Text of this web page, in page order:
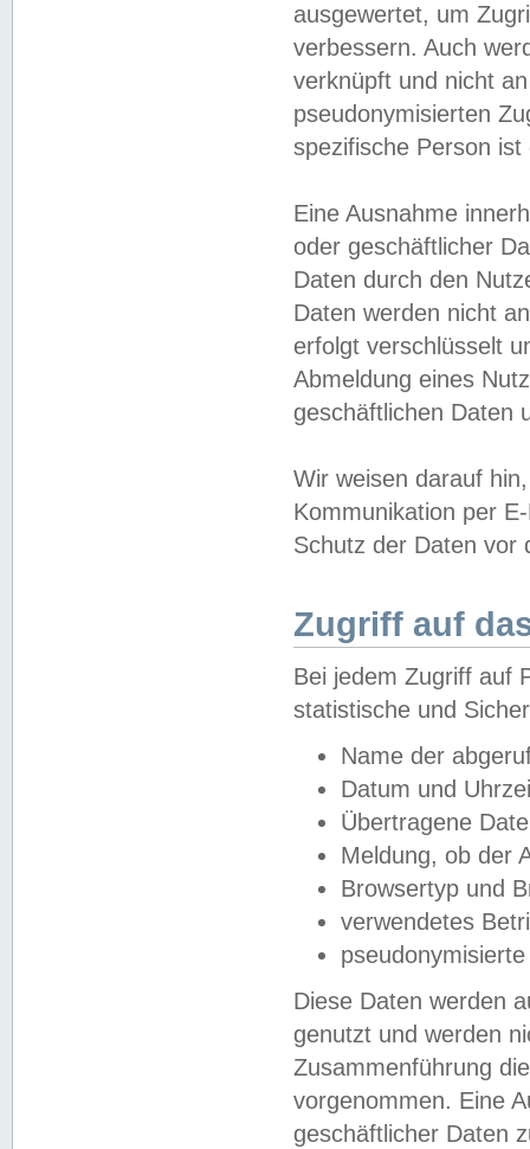
ausgewertet, um
verbessern. Auch
verknüpft und nicht
pseudonymisierten
spezifische Person
Eine Ausnahme
oder geschäftlicher
Daten durch den
Daten werden nicht
erfolgt verschlüsselt
Abmeldung eines
geschäftlichen Daten
Wir weisen darauf
Kommunikation per
Schutz der Daten vor
Zugriff auf
Bei jedem Zugriff auf
statistische und
Name der
Datum und
Übertragene
Meldung, ob der
Browsertyp und
verwendetes
Diese Daten werden
genutzt und werden
Zusammenführung
vorgenommen. Eine
geschäftlicher Daten